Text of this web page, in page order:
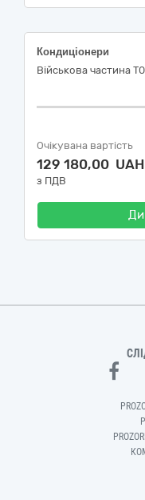
Кондиціонери
Військова частина
Очікувана вартість
129 180,00 UAH
з ПДВ